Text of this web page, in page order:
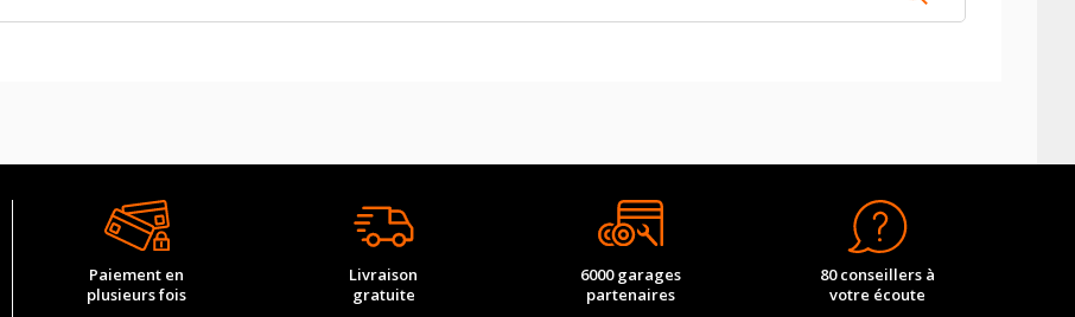
Paiement en
plusieurs fois
Livraison
gratuite
6000 garages
partenaires
80 conseillers à
votre écoute